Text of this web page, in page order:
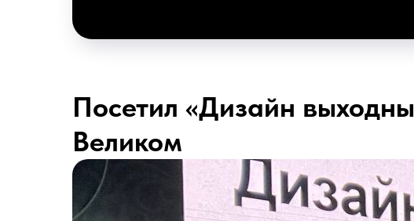
Посетил «Дизайн
Великом